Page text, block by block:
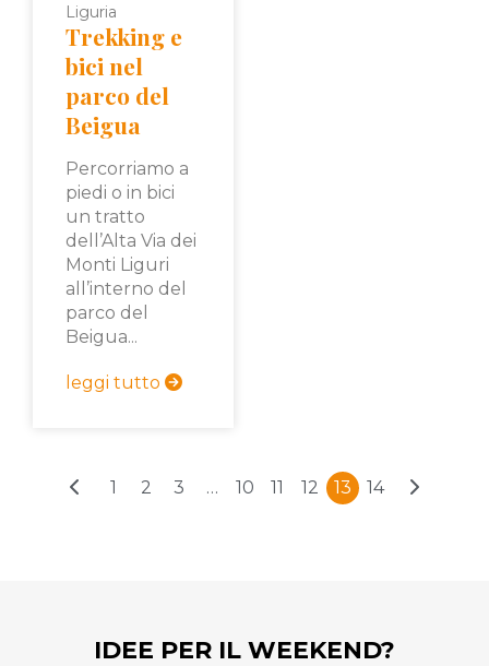
Liguria
Trekking e
bici nel
parco del
Beigua
Percorriamo a
piedi o in bici
un tratto
dell’Alta Via dei
Monti Liguri
all’interno del
parco del
Beigua...
leggi tutto
1 2 3 … 10 11 12 13 14
IDEE PER IL WEEKEND?